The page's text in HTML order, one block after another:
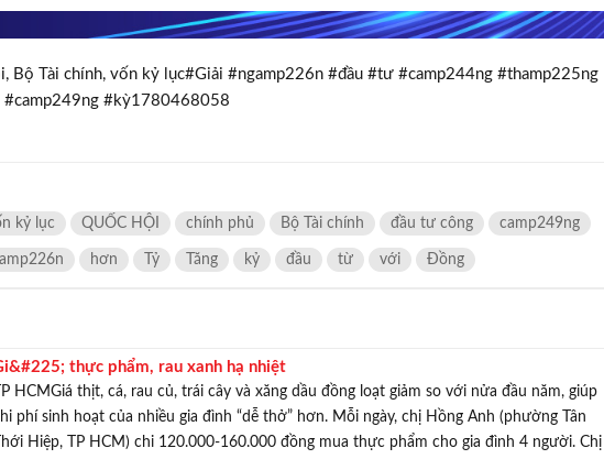
Bộ Tài chính, vốn kỷ lục#Giải #ngamp226n #đầu #tư #camp244ng #thamp225ng
#kỳ1780468058
kỷ lục QUỐC HỘI chính phủ Bộ Tài chính đầu tư công camp249ng
hơn Tỷ Tăng kỷ đầu từ với Đồng
thực phẩm, rau xanh hạ nhiệt
TP HCMGiá thịt, cá, rau củ, trái cây và xăng dầu đồng loạt giảm so với nửa đầu năm, giúp
phí sinh hoạt của nhiều gia đình “dễ thở” hơn. Mỗi ngày, chị Hồng Anh (phường Tân
Thới Hiệp, TP HCM) chi 120.000-160.000 đồng mua thực phẩm cho gia đình 4 người. Chị